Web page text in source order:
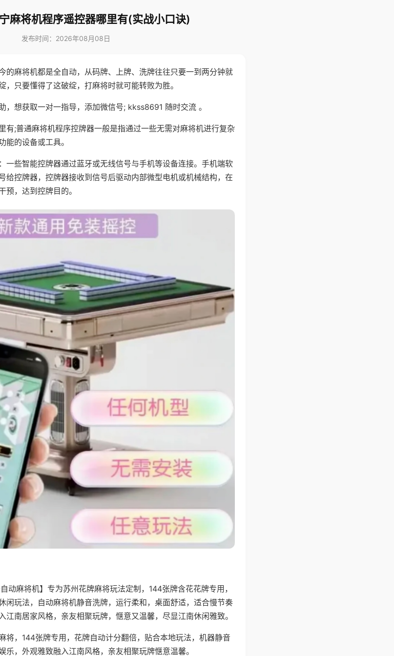
麻将机程序遥控器哪里有(实战小口诀)
发布时间：2026年08月08日
的麻将机都是全自动，从码牌、上牌、洗牌往往只要一到两分钟就
，只要懂得了这破绽，打麻将时就可能转败为胜。
，想获取一对一指导，添加微信号; kkss8691 随时交流 。
有;普通麻将机程序控牌器一般是指通过一些无需对麻将机进行复杂
能的设备或工具。
一些智能控牌器通过蓝牙或无线信号与手机等设备连接。手机端软
给控牌器，控牌器接收到信号后驱动内部微型电机或机械结构，在
预，达到控牌目的。
自动麻将机】专为苏州花牌麻将玩法定制，144张牌含花花牌专用，
闲玩法，自动麻将机静音洗牌，运行柔和，桌面舒适，适合慢节奏
江南居家风格，亲友相聚玩牌，惬意又温馨，尽显江南休闲雅致。
将，144张牌专用，花牌自动计分翻倍，贴合本地玩法，机器静音
乐，外观雅致融入江南风格，亲友相聚玩牌惬意温馨。